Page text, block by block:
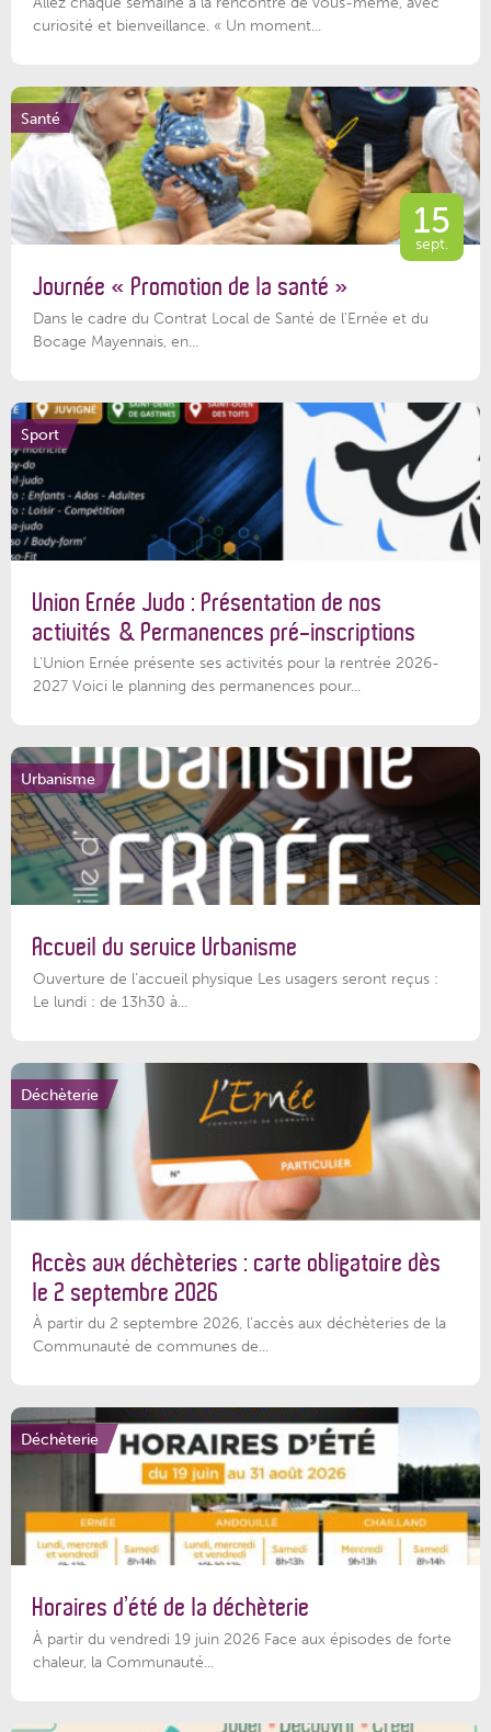
curiosité et bienveillance. « Un moment...
Santé
15
sept.
Journée « Promotion de la santé »
Dans le cadre du Contrat Local de Santé de l’Ernée et du
Bocage Mayennais, en...
Sport
Union Ernée Judo : Présentation de nos
activités & Permanences pré-inscriptions
L'Union Ernée présente ses activités pour la rentrée 2026-
2027 Voici le planning des permanences pour...
Urbanisme
Accueil du service Urbanisme
Ouverture de l'accueil physique Les usagers seront reçus :
Le lundi : de 13h30 à...
Déchèterie
Accès aux déchèteries : carte obligatoire dès
le 2 septembre 2026
À partir du 2 septembre 2026, l’accès aux déchèteries de la
Communauté de communes de...
Déchèterie
Horaires d’été de la déchèterie
À partir du vendredi 19 juin 2026 Face aux épisodes de forte
chaleur, la Communauté...